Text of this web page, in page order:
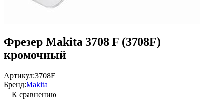
Фрезер Makita 3708 F (3708F)
кромочный
Артикул:3708F
Бренд:Makita
К сравнению